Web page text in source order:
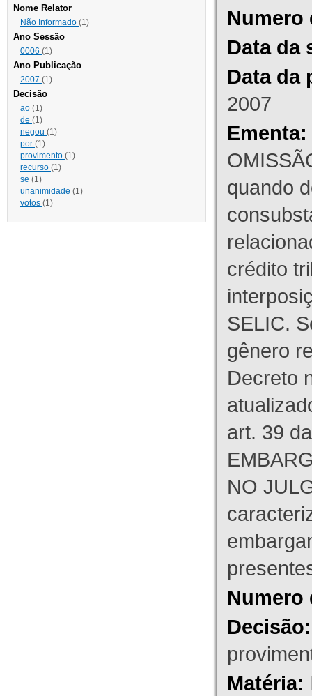
Nome Relator
Não Informado (1)
Ano Sessão
0006 (1)
Ano Publicação
2007 (1)
Decisão
ao (1)
de (1)
negou (1)
por (1)
provimento (1)
recurso (1)
se (1)
unanimidade (1)
votos (1)
Numero
Data da
Data da
2007
Ementa:
quando
crédito
SELIC.
gênero
Decreto
art. 39
NO
Numero
Decisão:
Matéria: